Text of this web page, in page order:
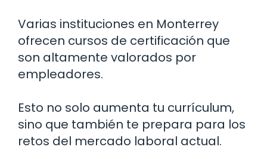
Varias instituciones en Monterrey
ofrecen cursos de certificación que
son altamente valorados por
empleadores.
Esto no solo aumenta tu currículum,
sino que también te prepara para los
retos del mercado laboral actual.